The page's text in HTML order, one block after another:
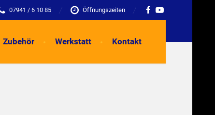
07941 / 6 10 85 Öffnungszeiten
Zubehör Werkstatt Kontakt